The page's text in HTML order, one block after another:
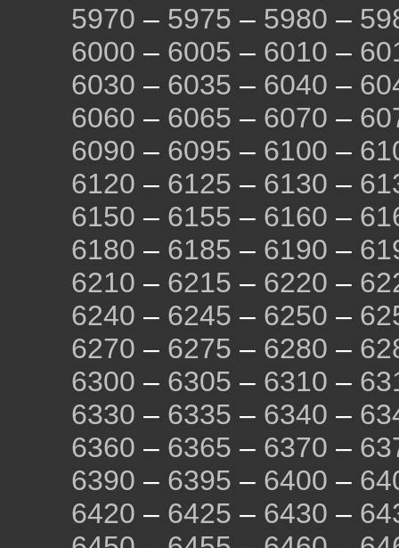
5970 – 5975 – 5980 –
6000 – 6005 – 6010 –
6030 – 6035 – 6040 –
6060 – 6065 – 6070 –
6090 – 6095 – 6100 –
6120 – 6125 – 6130 –
6150 – 6155 – 6160 –
6180 – 6185 – 6190 –
6210 – 6215 – 6220 –
6240 – 6245 – 6250 –
6270 – 6275 – 6280 –
6300 – 6305 – 6310 –
6330 – 6335 – 6340 –
6360 – 6365 – 6370 –
6390 – 6395 – 6400 –
6420 – 6425 – 6430 –